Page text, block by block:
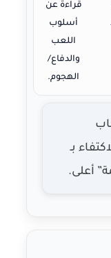
قراءة عن
أسلوب
اللعب
والدفاع/
الهجوم.
بـ